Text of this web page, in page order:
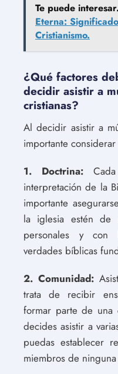
Te puede
Eterna:
Cristianismo.
¿Qué factores
decidir asistir a
cristianas?
Al decidir asistir a
importante
1. Doctrina:Cada
interpretación de la
importante
la iglesia estén de
personales y con
verdades bíblicas
2. Comunidad:
trata de recibir
formar parte de una
decides asistir a
puedas establecer
miembros de